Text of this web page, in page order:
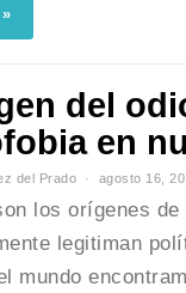
del
en
del Prado agosto 16,
los orígenes
legitiman
mundo